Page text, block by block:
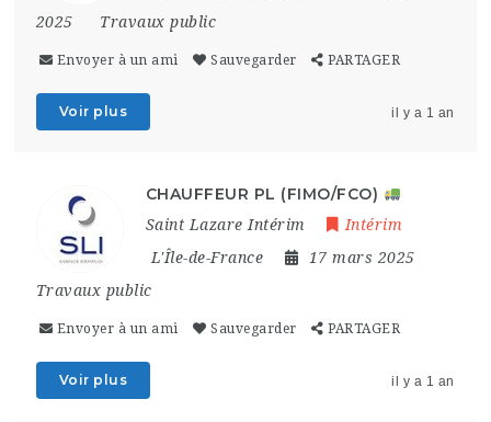
2025
Travaux public
Envoyer à un ami Sauvegarder PARTAGER
Voir plus il y a 1 an
CHAUFFEUR PL (FIMO/FCO)
Saint Lazare Intérim
Intérim
L'Île-de-France
17 mars 2025
Travaux public
Envoyer à un ami Sauvegarder PARTAGER
Voir plus il y a 1 an